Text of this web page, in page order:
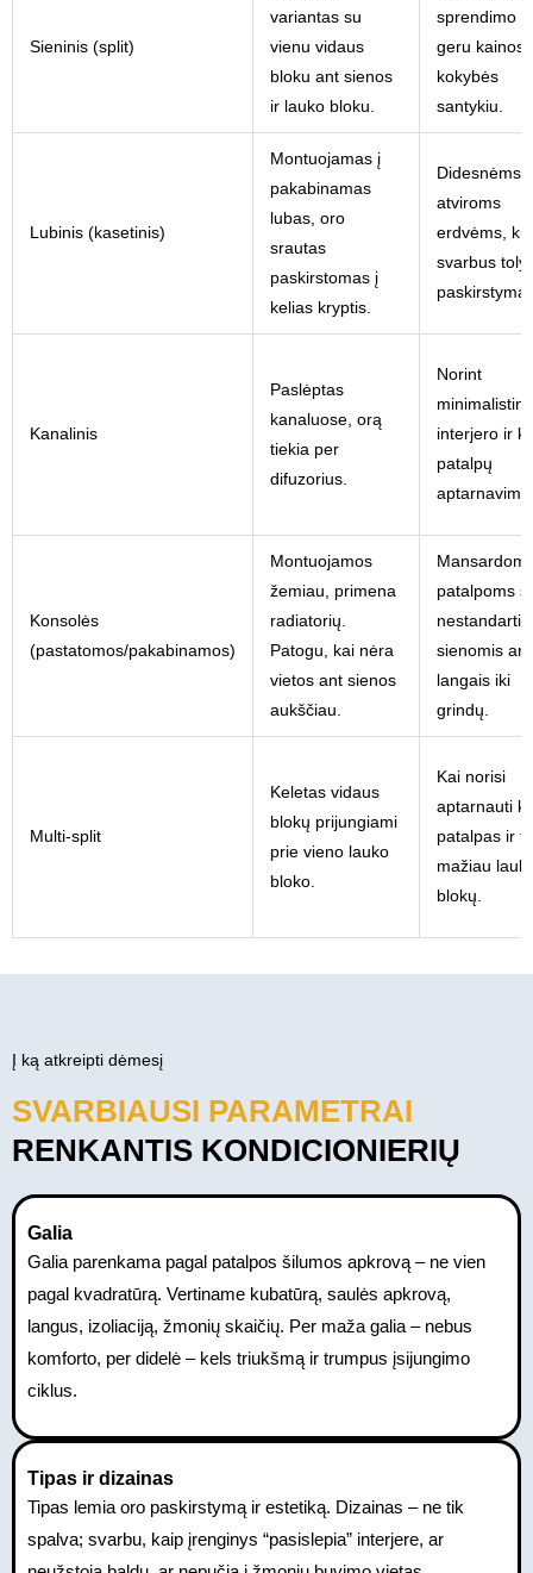
Sieninis (split)
variantas su
vienu vidaus
bloku ant sienos
ir lauko bloku.
sprendimo
geru kainos-
kokybės
santykiu.
Lubinis (kasetinis)
Montuojamas į
pakabinamas
lubas, oro
srautas
paskirstomas į
kelias kryptis.
Didesnėms,
atviroms
erdvėms,
svarbus
Kanalinis
Paslėptas
kanaluose, orą
tiekia per
difuzorius.
Norint
interjero ir
patalpų
Konsolės
(pastatomos/pakabinamos)
Montuojamos
žemiau, primena
radiatorių.
Patogu, kai nėra
vietos ant sienos
aukščiau.
patalpoms
sienomis ar
langais iki
grindų.
Multi-split
Keletas vidaus
blokų prijungiami
prie vieno lauko
bloko.
Kai norisi
aptarnauti
patalpas ir
mažiau
blokų.
Į ką atkreipti dėmesį
SVARBIAUSI PARAMETRAI
RENKANTIS KONDICIONIERIŲ
Galia
Galia parenkama pagal patalpos šilumos apkrovą – ne vien
pagal kvadratūrą. Vertiname kubatūrą, saulės apkrovą,
langus, izoliaciją, žmonių skaičių. Per maža galia – nebus
komforto, per didelė – kels triukšmą ir trumpus įsijungimo
ciklus.
Tipas ir dizainas
Tipas lemia oro paskirstymą ir estetiką. Dizainas – ne tik
spalva; svarbu, kaip įrenginys “pasislepia” interjere, ar